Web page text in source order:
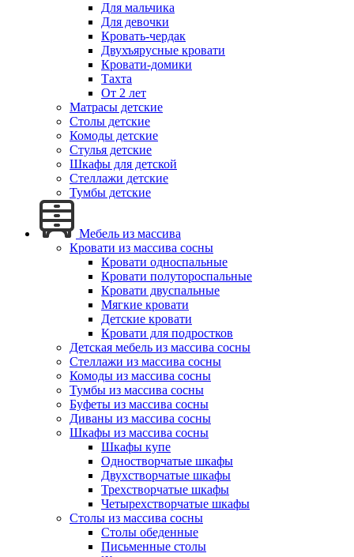
Для мальчика
Для девочки
Кровать-чердак
Двухъярусные кровати
Кровати-домики
Тахта
От 2 лет
Матрасы детские
Столы детские
Комоды детские
Стулья детские
Шкафы для детской
Стеллажи детские
Тумбы детские
Мебель из массива
Кровати из массива сосны
Кровати односпальные
Кровати полутороспальные
Кровати двуспальные
Мягкие кровати
Детские кровати
Кровати для подростков
Детская мебель из массива сосны
Стеллажи из массива сосны
Комоды из массива сосны
Тумбы из массива сосны
Буфеты из массива сосны
Диваны из массива сосны
Шкафы из массива сосны
Шкафы купе
Одностворчатые шкафы
Двухстворчатые шкафы
Трехстворчатые шкафы
Четырехстворчатые шкафы
Столы из массива сосны
Столы обеденные
Письменные столы